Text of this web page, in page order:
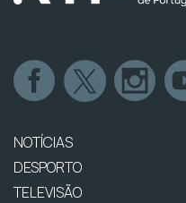
NOTÍCIAS
DESPORTO
TELEVISÃO